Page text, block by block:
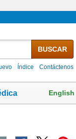
BUSCAR
Índice Contáctenos
English